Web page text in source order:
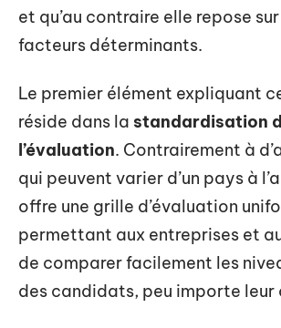
et qu’au contraire elle repose
facteurs déterminants.
Le premier élément expliquant
réside dans la standardisation
l’évaluation. Contrairement à
qui peuvent varier d’un pays à
offre une grille d’évaluation
permettant aux entreprises et
de comparer facilement les
des candidats, peu importe leur